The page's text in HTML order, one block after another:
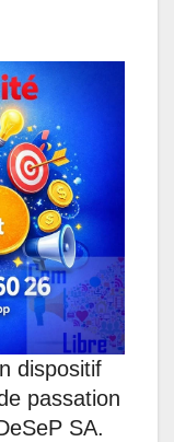
a
i
l
dispositif
passation
SA.